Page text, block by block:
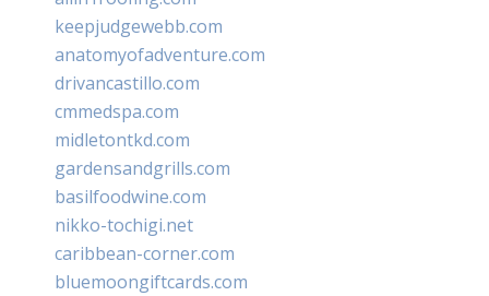
keepjudgewebb.com
anatomyofadventure.com
drivancastillo.com
cmmedspa.com
midletontkd.com
gardensandgrills.com
basilfoodwine.com
nikko-tochigi.net
caribbean-corner.com
bluemoongiftcards.com